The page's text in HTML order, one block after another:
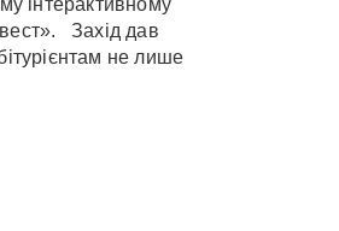
інтерактивному
Захід дав
не лише